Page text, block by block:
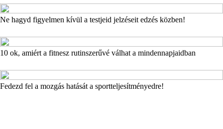
Ne hagyd figyelmen kívül a testjeid jelzéseit edzés közben!
10 ok, amiért a fitnesz rutinszerűvé válhat a mindennapjaidban
Fedezd fel a mozgás hatását a sportteljesítményedre!